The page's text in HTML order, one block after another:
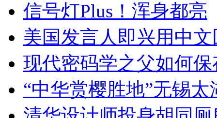
信号灯Plus！浑身都亮
美国发言人即兴用中
现代密码学之父如何
“中华赏樱胜地”无锡